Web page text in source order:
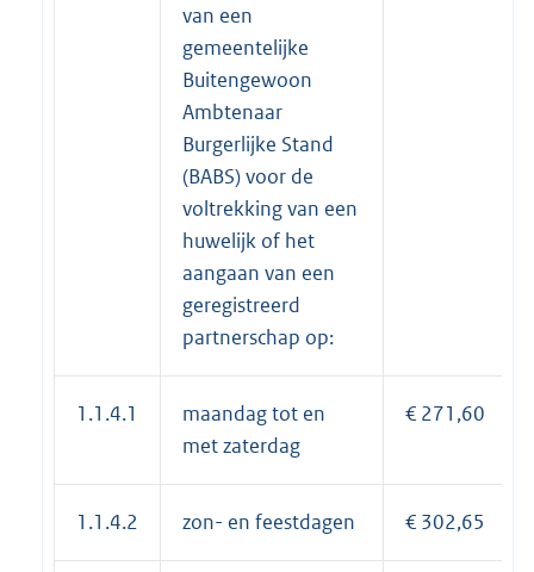
van een
gemeentelijke
Buitengewoon
Ambtenaar
Burgerlijke Stand
(BABS) voor de
voltrekking van een
huwelijk of het
aangaan van een
geregistreerd
partnerschap op:
1.1.4.1
maandag tot en
met zaterdag
€ 271,60
1.1.4.2 zon- en feestdagen € 302,65